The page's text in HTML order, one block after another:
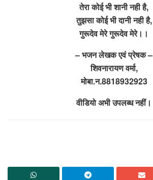
तेरा कोई भी शानी नही है,
तुझसा कोई भी दानी नही है,
गुरूदेव मेरे गुरूदेव मेरे।।
– भजन लेखक एवं प्रेषक –
शिवनारायण वर्मा,
मोबा.न.8818932923
वीडियो अभी उपलब्ध नहीं।